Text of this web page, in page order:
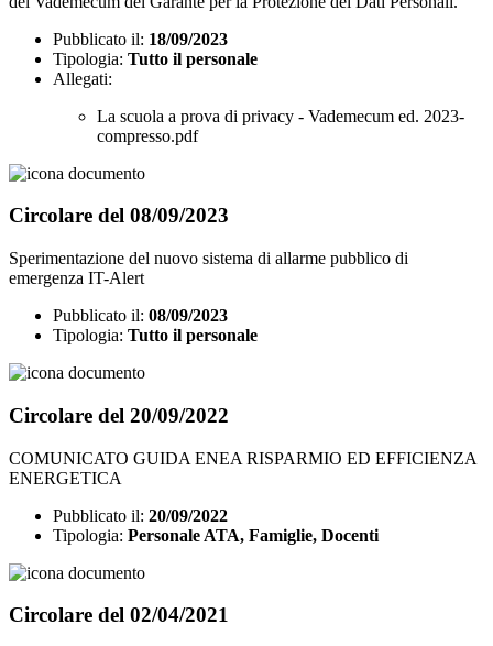
Pubblicato il: 18/09/2023
Tipologia: Tutto il personale
Allegati:
La scuola a prova di privacy - Vademecum ed. 2023-
compresso.pdf
Circolare del 08/09/2023
Sperimentazione del nuovo sistema di allarme pubblico di
emergenza IT-Alert
Pubblicato il: 08/09/2023
Tipologia: Tutto il personale
Circolare del 20/09/2022
COMUNICATO GUIDA ENEA RISPARMIO ED EFFICIENZA
ENERGETICA
Pubblicato il: 20/09/2022
Tipologia: Personale ATA, Famiglie, Docenti
Circolare del 02/04/2021